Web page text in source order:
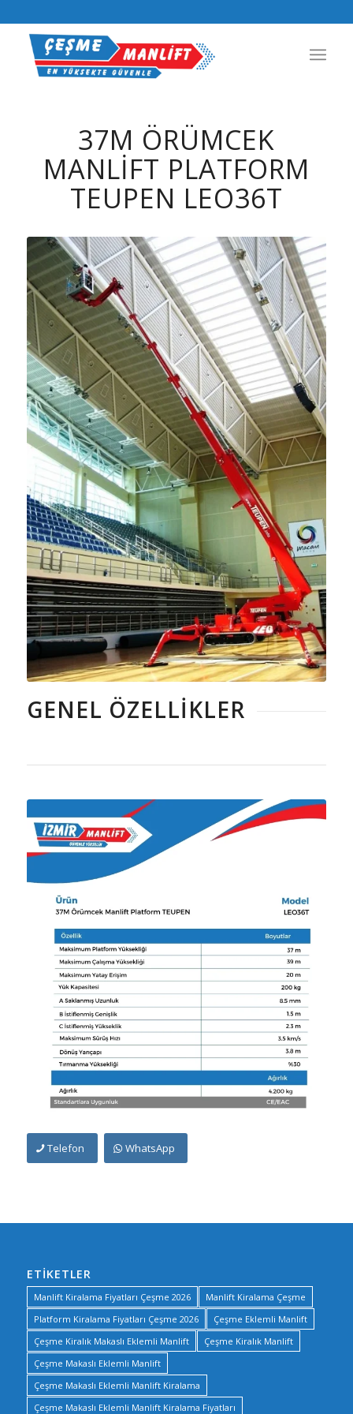
37M ÖRÜMCEK
MANLIFT PLATFORM
TEUPEN LEO36T
GENEL ÖZELLIKLER
Telefon WhatsApp
ETIKETLER
Manlift Kiralama Fiyatları Çeşme 2026
Manlift Kiralama Çeşme
Platform Kiralama Fiyatları Çeşme 2026
Çeşme Eklemli Manlift
Çeşme Kiralık Makaslı Eklemli Manlift
Çeşme Kiralık Manlift
Çeşme Makaslı Eklemli Manlift
Çeşme Makaslı Eklemli Manlift Kiralama
Çeşme Makaslı Eklemli Manlift Kiralama Fiyatları